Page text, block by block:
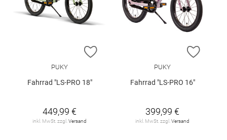
ZUR WUNSCHLISTE HINZUFÜGEN
PUKY
Fahrrad "LS-PRO 18"
449,99 €
inkl. MwSt. zzgl. Versand
ZUR
PUKY
Fahrrad "LS-PRO 16"
399,99 €
inkl. MwSt. zzgl. Versand